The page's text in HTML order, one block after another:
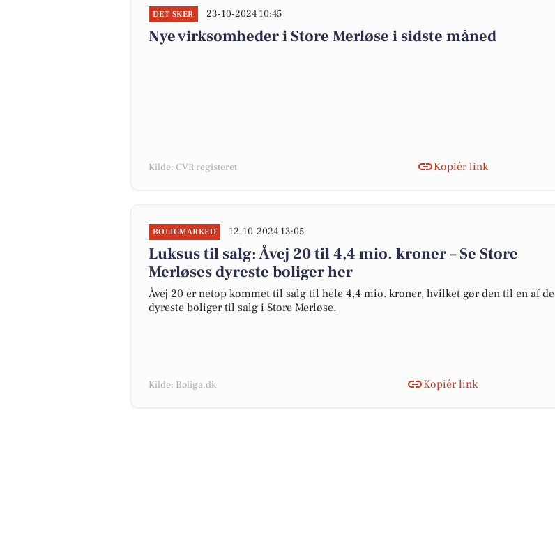
DET SKER 23-10-2024 10:45
Nye virksomheder i Store Merløse i sidste måned
Kilde: CVR registeret Kopiér link
BOLIGMARKED 12-10-2024 13:05
Luksus til salg: Åvej 20 til 4,4 mio. kroner – Se Store
Merløses dyreste boliger her
Åvej 20 er netop kommet til salg til hele 4,4 mio. kroner, hvilket gør den til en af de
dyreste boliger til salg i Store Merløse.
Kilde: Boliga.dk Kopiér link